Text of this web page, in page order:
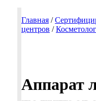
Главная /
центров /
Аппарат